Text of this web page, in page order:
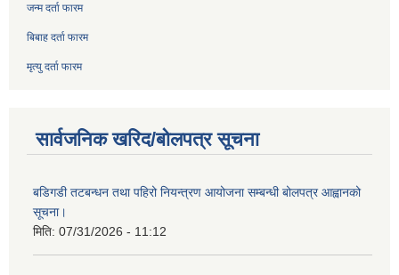
जन्म दर्ता फारम
बिबाह दर्ता फारम
मृत्यु दर्ता फारम
सार्वजनिक खरिद/बोलपत्र सूचना
बडिगडी तटबन्धन तथा पहिरो नियन्त्रण आयोजना सम्बन्धी बोलपत्र आह्वानको
सूचना।
मिति: 07/31/2026 - 11:12